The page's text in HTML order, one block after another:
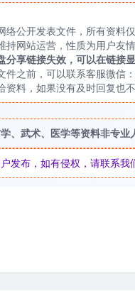
络公开发表文件，所有资料
持网站运营，性质为用户友
分享链接失效，可以在链接
件之前，可以联系客服微
资料，如果没有及时回复也
、武术、医学等资料非专业
发布，如有侵权，请联系